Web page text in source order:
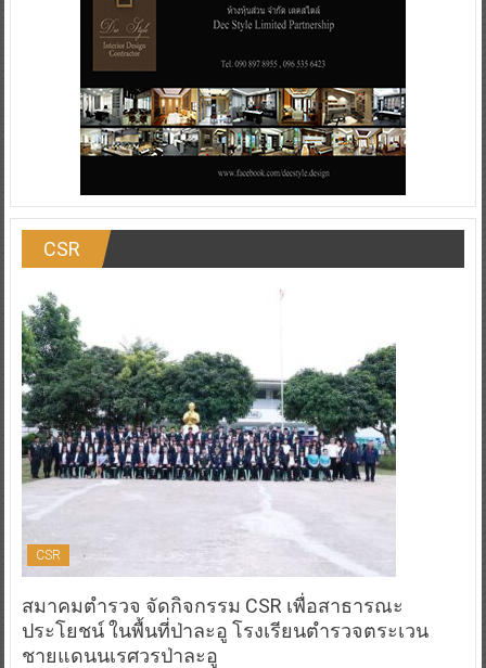
CSR
CSR
สมาคมตำรวจ จัดกิจกรรม CSR เพื่อสาธารณะ
ประโยชน์ ในพื้นที่ป่าละอู โรงเรียนตำรวจตระเวน
ชายแดนนเรศวรป่าละอู